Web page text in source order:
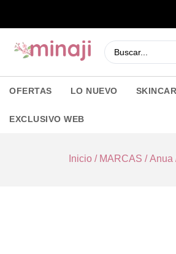
OFERTAS LO NUEVO
EXCLUSIVO WEB
Inicio / MARCAS /Anua